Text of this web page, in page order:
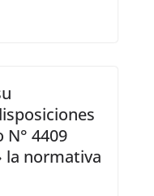
4409
la normativa